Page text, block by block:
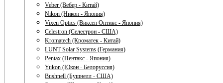
Veber (Вебер - Китай)
Nikon (Никон - Япония)
Vixen Optics (Виксен Оптикс - Япония)
Celestron (Селестрон - США)
Kromatech (Кроматек - Китай)
LUNT Solar Systems (Германия)
Pentax (Пентакс - Япония)
Yukon (Юкон - Белоруссия)
Bushnell (Бушнелл - США)